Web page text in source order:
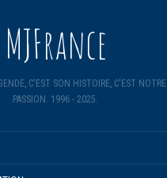
MJFrance
C'EST SON HISTOIRE, C'EST NOTRE
PASSION. 1996 - 2025.